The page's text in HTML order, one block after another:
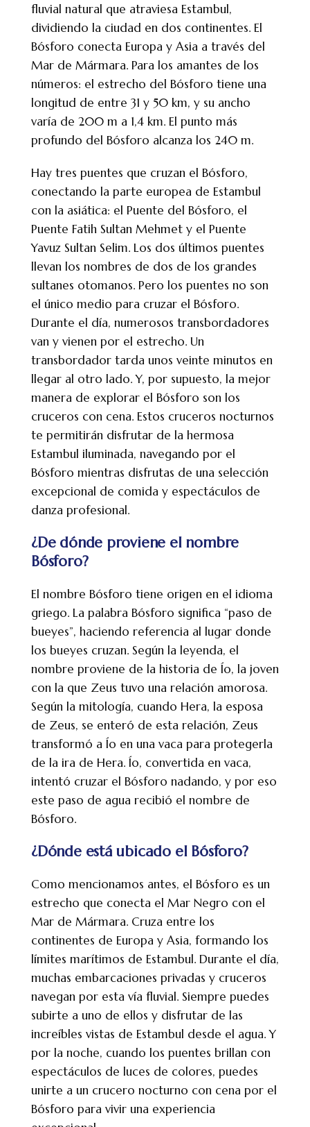
fluvial natural que atraviesa Estambul,
dividiendo la ciudad en dos continentes. El
Bósforo conecta Europa y Asia a través del
Mar de Mármara. Para los amantes de los
números: el estrecho del Bósforo tiene una
longitud de entre 31 y 50 km, y su ancho
varía de 200 m a 1,4 km. El punto más
profundo del Bósforo alcanza los 240 m.
Hay tres puentes que cruzan el Bósforo,
conectando la parte europea de Estambul
con la asiática: el Puente del Bósforo, el
Puente Fatih Sultan Mehmet y el Puente
Yavuz Sultan Selim. Los dos últimos puentes
llevan los nombres de dos de los grandes
sultanes otomanos. Pero los puentes no son
el único medio para cruzar el Bósforo.
Durante el día, numerosos transbordadores
van y vienen por el estrecho. Un
transbordador tarda unos veinte minutos en
llegar al otro lado. Y, por supuesto, la mejor
manera de explorar el Bósforo son los
cruceros con cena. Estos cruceros nocturnos
te permitirán disfrutar de la hermosa
Estambul iluminada, navegando por el
Bósforo mientras disfrutas de una selección
excepcional de comida y espectáculos de
danza profesional.
¿De dónde proviene el nombre
Bósforo?
El nombre Bósforo tiene origen en el idioma
griego. La palabra Bósforo significa “paso de
bueyes”, haciendo referencia al lugar donde
los bueyes cruzan. Según la leyenda, el
nombre proviene de la historia de Ío, la joven
con la que Zeus tuvo una relación amorosa.
Según la mitología, cuando Hera, la esposa
de Zeus, se enteró de esta relación, Zeus
transformó a Ío en una vaca para protegerla
de la ira de Hera. Ío, convertida en vaca,
intentó cruzar el Bósforo nadando, y por eso
este paso de agua recibió el nombre de
Bósforo.
¿Dónde está ubicado el Bósforo?
Como mencionamos antes, el Bósforo es un
estrecho que conecta el Mar Negro con el
Mar de Mármara. Cruza entre los
continentes de Europa y Asia, formando los
límites marítimos de Estambul. Durante el día,
muchas embarcaciones privadas y cruceros
navegan por esta vía fluvial. Siempre puedes
subirte a uno de ellos y disfrutar de las
increíbles vistas de Estambul desde el agua. Y
por la noche, cuando los puentes brillan con
espectáculos de luces de colores, puedes
unirte a un crucero nocturno con cena por el
Bósforo para vivir una experiencia